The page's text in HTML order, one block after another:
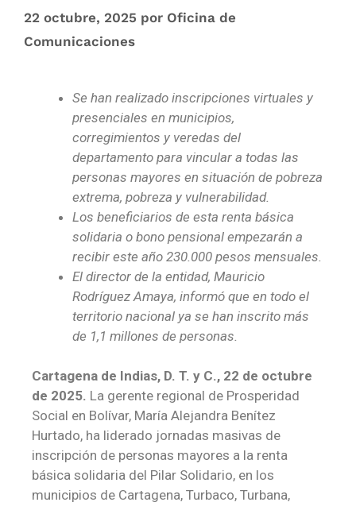
22 octubre, 2025 por Oficina de
Comunicaciones
Se han realizado inscripciones virtuales y
presenciales en municipios,
corregimientos y veredas del
departamento para vincular a todas las
personas mayores en situación de pobreza
extrema, pobreza y vulnerabilidad.
Los beneficiarios de esta renta básica
solidaria o bono pensional empezarán a
recibir este año 230.000 pesos mensuales.
El director de la entidad, Mauricio
Rodríguez Amaya, informó que en todo el
territorio nacional ya se han inscrito más
de 1,1 millones de personas.
Cartagena de Indias, D. T. y C., 22 de octubre
de 2025. La gerente regional de Prosperidad
Social en Bolívar, María Alejandra Benítez
Hurtado, ha liderado jornadas masivas de
inscripción de personas mayores a la renta
básica solidaria del Pilar Solidario, en los
municipios de Cartagena, Turbaco, Turbana,